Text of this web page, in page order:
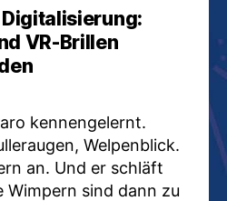
VR-Brillen
kennengelernt.
Welpenblick.
an. Und er schläft
Wimpern sind dann zu